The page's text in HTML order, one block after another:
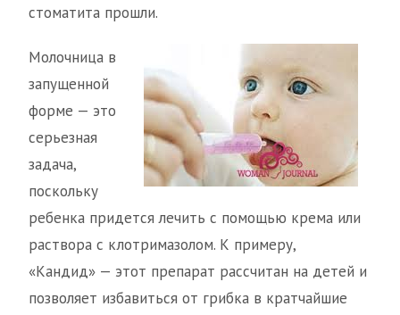
стоматита прошли.
Молочница в
запущенной
форме — это
серьезная
задача,
поскольку
ребенка придется лечить с помощью крема или
раствора с клотримазолом. К примеру,
«Кандид» — этот препарат рассчитан на детей и
позволяет избавиться от грибка в кратчайшие